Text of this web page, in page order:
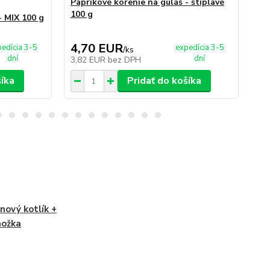
100 g
3-5
dní
100 g
4,70 EUR/ks
3,82 EUR bez DPH
expedícia 3-5
dní
Pridať do košíka
kotlík +